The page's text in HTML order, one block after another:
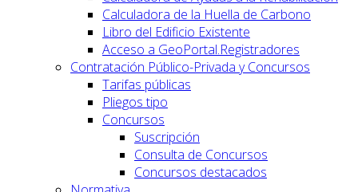
Calculadora de la Huella de Carbono
Libro del Edificio Existente
Acceso a GeoPortal.Registradores
Contratación Público-Privada y Concursos
Tarifas públicas
Pliegos tipo
Concursos
Suscripción
Consulta de Concursos
Concursos destacados